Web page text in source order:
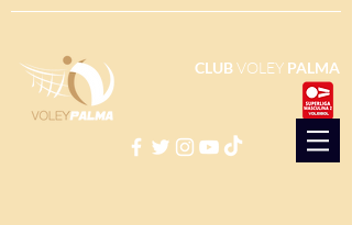
CLUBVOLEY PALMA